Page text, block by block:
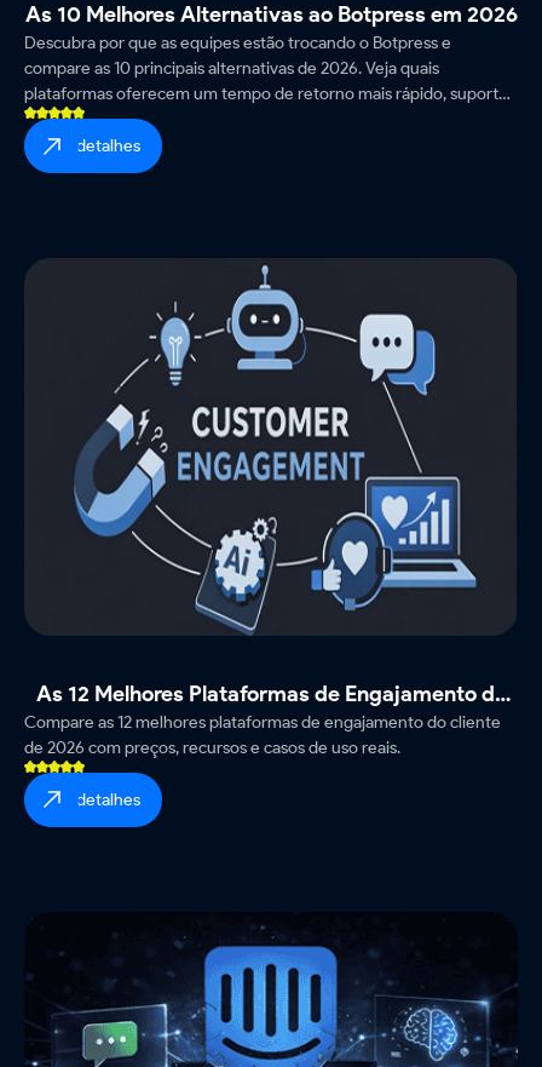
As 10 Melhores Alternativas ao Botpress em 2026
Descubra por que as equipes estão trocando o Botpress e
compare as 10 principais alternativas de 2026. Veja quais
plataformas oferecem um tempo de retorno mais rápido, suporte
omnichannel integrado e menor sobrecarga de engenharia.
ver detalhes
As 12 Melhores Plataformas de Engajamento do
Cliente em 2026
Compare as 12 melhores plataformas de engajamento do cliente
de 2026 com preços, recursos e casos de uso reais.
ver detalhes